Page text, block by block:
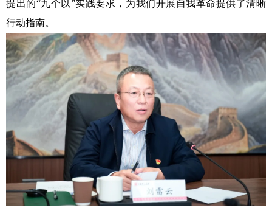
提出的“九个以”实践要求，为我们开展自我革命提供了清晰
行动指南。